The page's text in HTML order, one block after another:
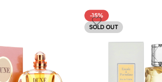
-15%
SOLD OUT